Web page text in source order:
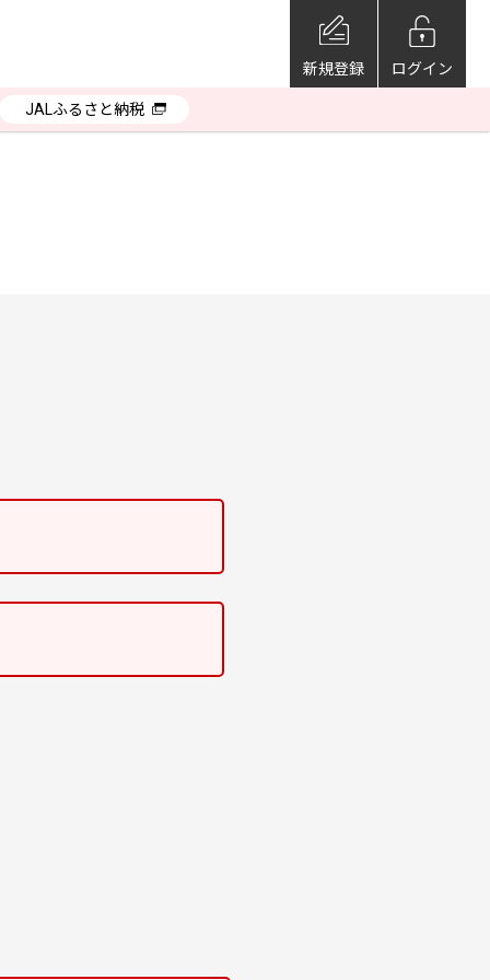
新規登録 ログイン
JALふるさと納税